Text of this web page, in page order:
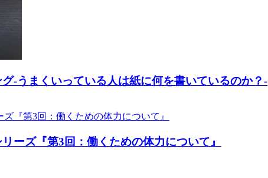
-うまくいっている人は紙に何を書いているのか？-
ーズ『第3回：働くための体力について』